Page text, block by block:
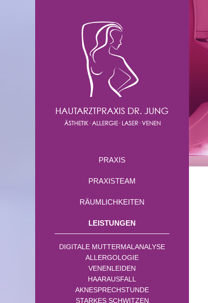
PRAXIS
PRAXISTEAM
RÄUMLICHKEITEN
LEISTUNGEN
DIGITALE MUTTERMALANALYSE
ALLERGOLOGIE
VENENLEIDEN
HAARAUSFALL
AKNESPRECHSTUNDE
STARKES SCHWITZEN